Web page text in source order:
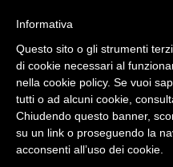
MOBILE
PROMOZIONI
Informativa
Questo sito o gli strumenti
di cookie necessari al
nella cookie policy. Se vuoi
tutti o ad alcuni cookie,
Chiudendo questo banner,
su un link o proseguendo la
acconsenti all’uso dei cookie.